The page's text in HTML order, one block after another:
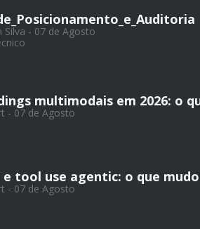
Silva - 07 de Agosto
multimodais em 2026: o
- 07 de Agosto
e tool use agentic: o que
- 07 de Agosto